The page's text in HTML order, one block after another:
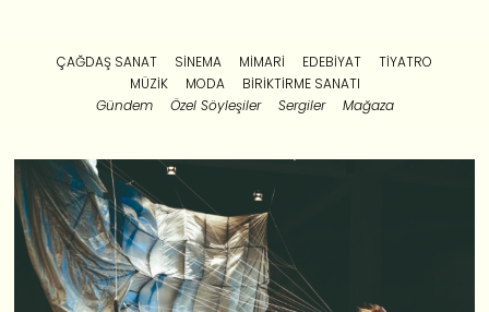
ÇAĞDAŞ SANAT SINEMA MIMARI EDEBIYAT
TIYATRO
MÜZIK
MODA
BIRIKTIRME SANATI
Gündem
Özel Söyleşiler Sergiler Mağaza